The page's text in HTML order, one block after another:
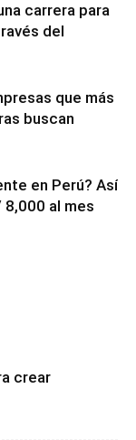
carrera para
del
que más
buscan
en Perú? Así
al mes
crear